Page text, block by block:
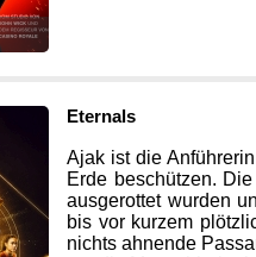
Eternals
Ajak ist die
Erde beschützen.
ausgerottet wurden
bis vor kurzem
nichts ahnende